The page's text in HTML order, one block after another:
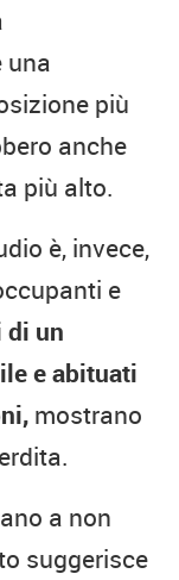
una
più
anche
più alto.
è, invece,
e
di un
e abituati
mostrano
a non
suggerisce